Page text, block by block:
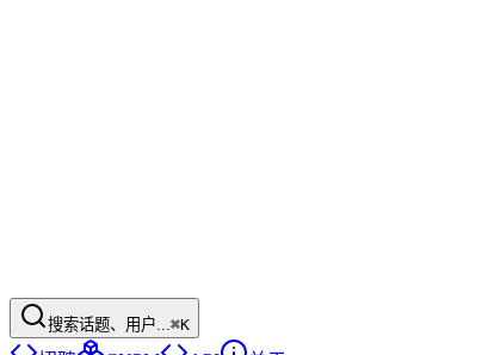
搜索话题、用户...⌘K